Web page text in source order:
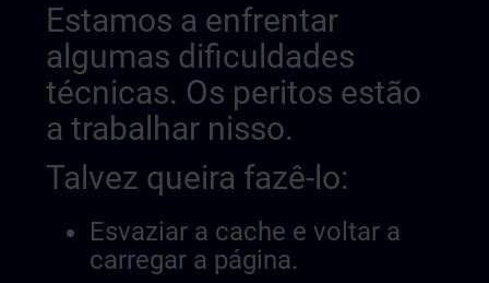
Estamos a enfrentar
algumas dificuldades
técnicas. Os peritos estão
a trabalhar nisso.
Talvez queira fazê-lo:
Esvaziar a cache e voltar a
carregar a página.